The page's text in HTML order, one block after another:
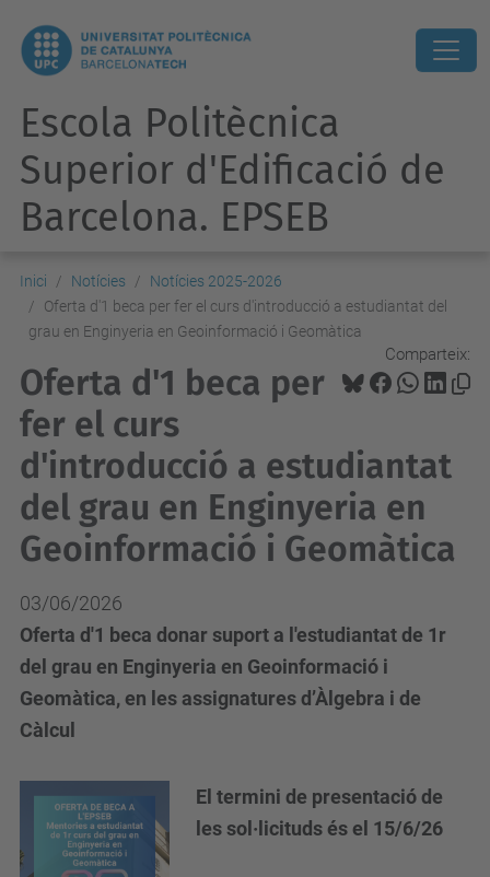
Escola Politècnica
Superior d'Edificació de
Barcelona. EPSEB
Inici Notícies
Notícies 2025-2026
Oferta d'1 beca per fer el curs d'introducció a estudiantat del
grau en Enginyeria en Geoinformació i Geomàtica
Comparteix:
Oferta d'1 beca per
fer el curs
d'introducció a estudiantat
del grau en Enginyeria en
Geoinformació i Geomàtica
03/06/2026
Oferta d'1 beca donar suport a l'estudiantat de 1r
del grau en Enginyeria en Geoinformació i
Geomàtica, en les assignatures d’Àlgebra i de
Càlcul
El termini de presentació de
les sol·licituds és el 15/6/26